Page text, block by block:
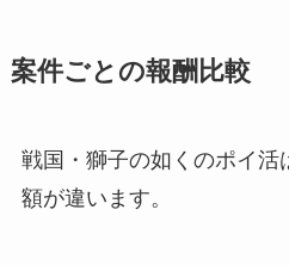
案件ごとの報酬比較
戦国・獅子の如くのポイ活
額が違います。